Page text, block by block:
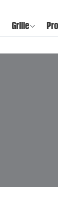
Grille